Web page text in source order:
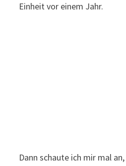
Einheit vor einem Jahr.
Dann schaute ich mir mal